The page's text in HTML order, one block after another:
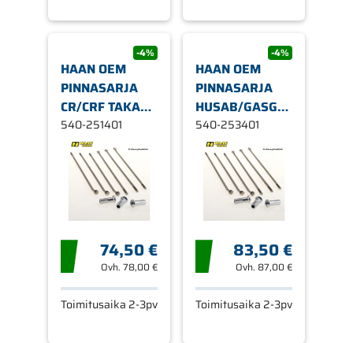
-4%
HAAN OEM
PINNASARJA
CR/CRF TAKA
19"
540-251401
74,50 €
Ovh. 78,00 €
Toimitusaika 2-3pv
-4%
HAAN OEM
PINNASARJA
HUSAB/GASGAS/KTM
TAK
540-253401
83,50 €
Ovh. 87,00 €
Toimitusaika 2-3pv